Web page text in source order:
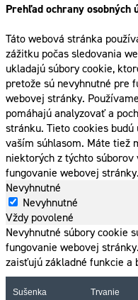
Prehľad ochrany osobných
Táto webová stránka
zážitku počas sledovania
ukladajú súbory cookie,
pretože sú nevyhnutné pre
webovej stránky.
pomáhajú analyzovať a
stránku. Tieto cookies
vaším súhlasom. Máte tiež
niektorých z týchto
fungovanie webovej stránky.
Nevyhnutné
Nevyhnutné
Vždy povolené
Nevyhnutné súbory cookie
fungovanie webovej
zaisťujú základné funkcie a
Sušenka Trvanie